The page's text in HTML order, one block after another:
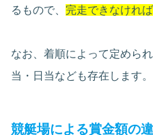
るもので、 完走できなけれ
なお、着順によって定めら
当・日当なども存在します。
競艇場による賞金額の